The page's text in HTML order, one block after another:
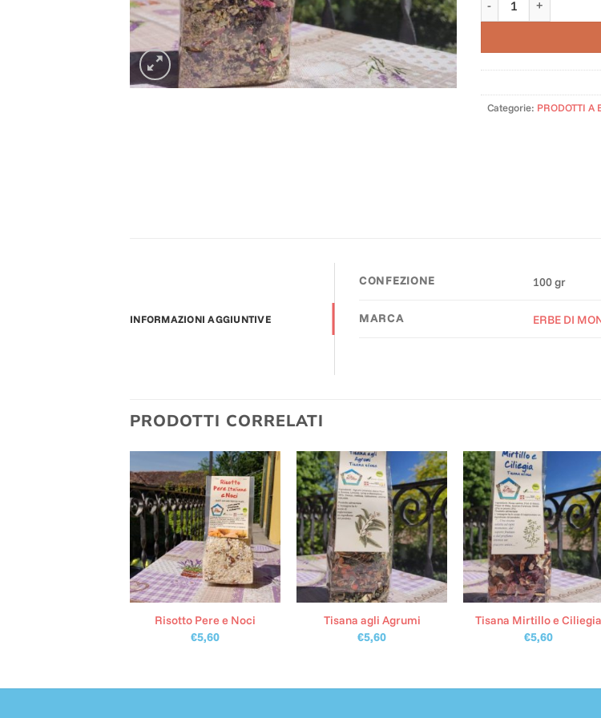
Categorie: PRODOTTI A
INFORMAZIONI AGGIUNTIVE
CONFEZIONE 100 gr
MARCA ERBE DI
PRODOTTI CORRELATI
Risotto Pere e Noci
€5,60
Tisana agli Agrumi
€5,60
Tisana Mirtillo e Ciliegia
€5,60